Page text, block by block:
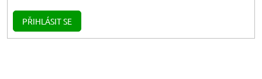
PŘIHLÁSIT SE